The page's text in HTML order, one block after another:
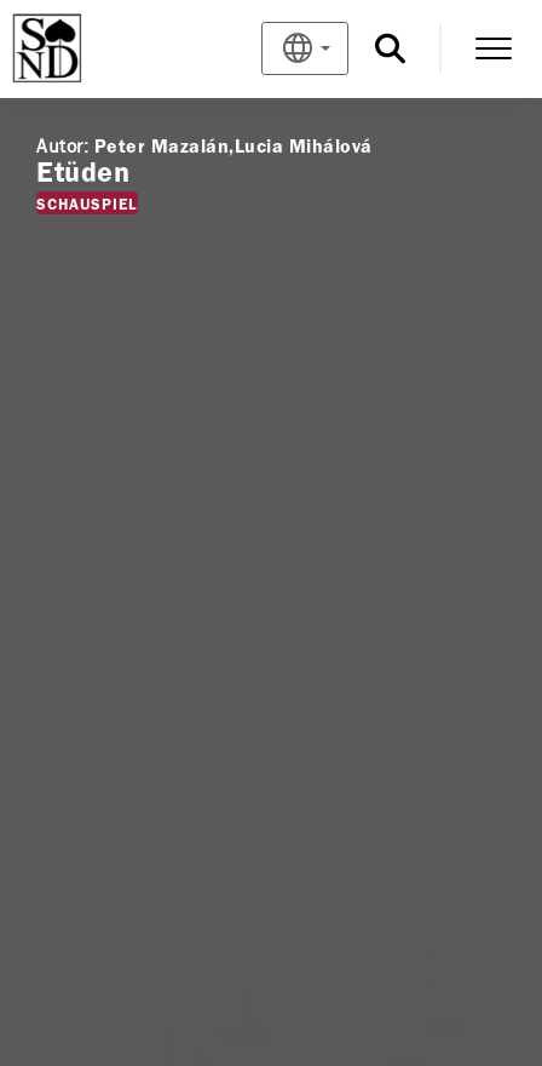
Autor: Peter Mazalán Lucia Mihálová
Etüden
SCHAUSPIEL